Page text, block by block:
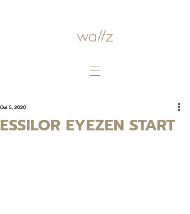
ESSILOR EYEZEN START
Oct 5, 2020